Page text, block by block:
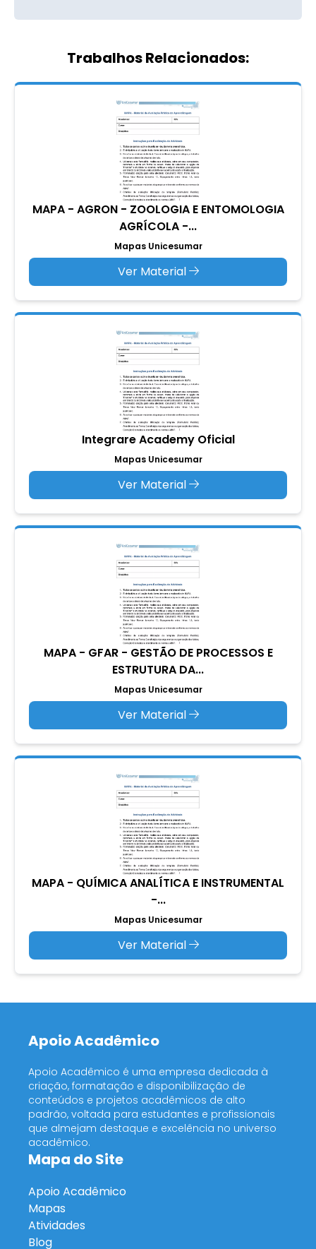
Trabalhos Relacionados:
MAPA - AGRON - ZOOLOGIA E ENTOMOLOGIA
AGRÍCOLA -...
Mapas Unicesumar
Ver Material
Integrare Academy Oficial
Mapas Unicesumar
Ver Material
MAPA - GFAR - GESTÃO DE PROCESSOS E
ESTRUTURA DA...
Mapas Unicesumar
Ver Material
MAPA - QUÍMICA ANALÍTICA E INSTRUMENTAL
-...
Mapas Unicesumar
Ver Material
Apoio Acadêmico
Apoio Acadêmico é uma empresa dedicada à
criação, formatação e disponibilização de
conteúdos e projetos acadêmicos de alto
padrão, voltada para estudantes e profissionais
que almejam destaque e excelência no universo
acadêmico.
Mapa do Site
Apoio Acadêmico
Mapas
Atividades
Blog